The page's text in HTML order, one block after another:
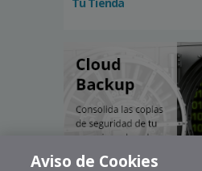
Aviso de Cookies